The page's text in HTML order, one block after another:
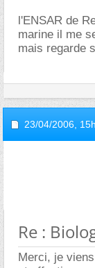
l'ENSAR de
marine il me
mais regarde
23/04/2006,
Re :
Merci, je